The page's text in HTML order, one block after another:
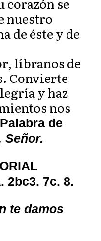
corazón se
nuestro
de éste y de
líbranos de
Convierte
y haz
nos
Palabra de
Señor.
2bc3. 7c. 8.
te damos